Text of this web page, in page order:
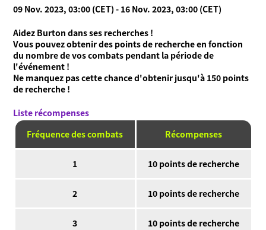
09 Nov. 2023, 03:00 (CET) - 16 Nov. 2023, 03:00 (CET)
Aidez Burton dans ses recherches !
Vous pouvez obtenir des points de recherche en fonction
du nombre de vos combats pendant la période de
l'événement !
Ne manquez pas cette chance d'obtenir jusqu'à 150 points
de recherche !
Liste récompenses
Fréquence des combats
Récompenses
1 10 points de recherche
2 10 points de recherche
3 10 points de recherche